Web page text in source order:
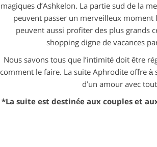
magiques d’Ashkelon. La partie sud de la
peuvent passer un merveilleux moment
peuvent aussi profiter des plus grands
shopping digne de vacances
Nous savons tous que l’intimité doit être
comment le faire. La suite Aphrodite offre à
d’un amour avec
*La suite est destinée aux couples et